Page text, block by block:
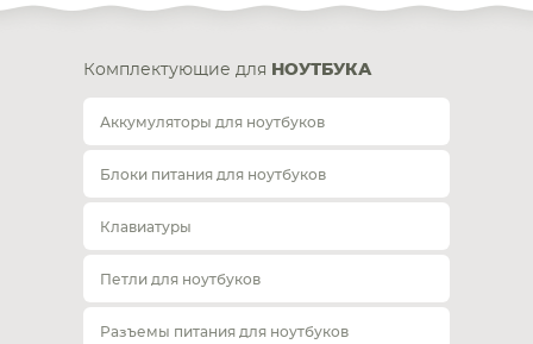
Комплектующие для НОУТБУКА
Аккумуляторы для ноутбуков
Блоки питания для ноутбуков
Клавиатуры
Петли для ноутбуков
Разъемы питания для ноутбуков